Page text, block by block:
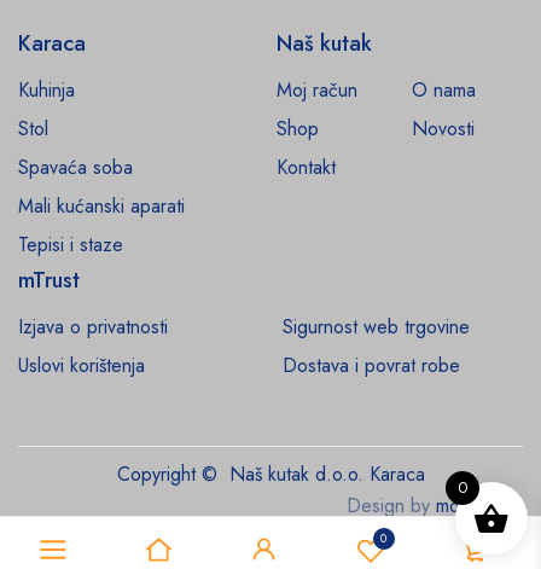
0 0
Karaca
Kuhinja
Stol
Spavaća soba
Mali kućanski aparati
Tepisi i staze
Naš kutak
Moj račun
O nama
Shop
Novosti
Kontakt
mTrust
Izjava o privatnosti
Sigurnost web trgovine
Uslovi korištenja
Dostava i povrat robe
Copyright © Naš kutak d.o.o. Karaca
Design by monroe.ba
0